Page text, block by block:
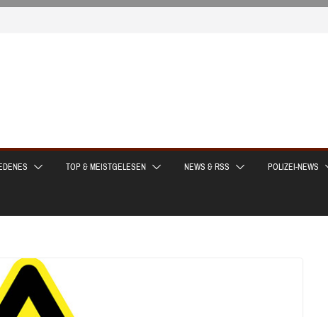
TOP & MEISTGELESEN NEWS & RSS POLIZEI-NEWS